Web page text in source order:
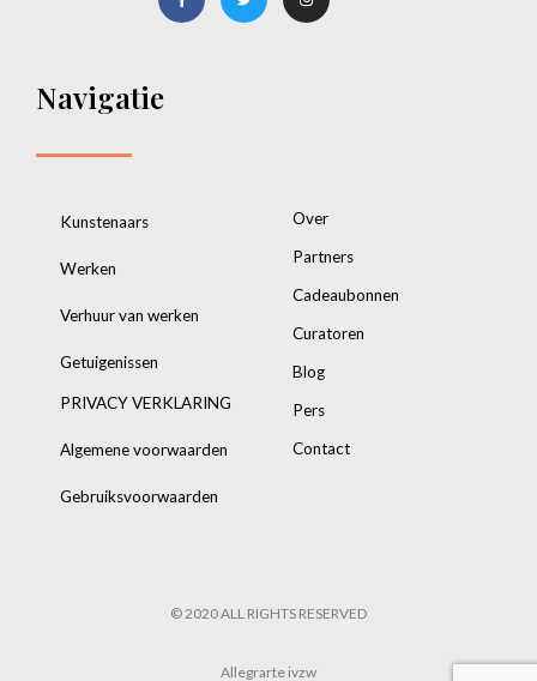
Navigatie
Kunstenaars
Werken
Verhuur van werken
Getuigenissen
PRIVACY VERKLARING
Algemene voorwaarden
Gebruiksvoorwaarden
Over
Partners
Cadeaubonnen
Curatoren
Blog
Pers
Contact
© 2020 ALL RIGHTS RESERVED
Allegrarte ivzw